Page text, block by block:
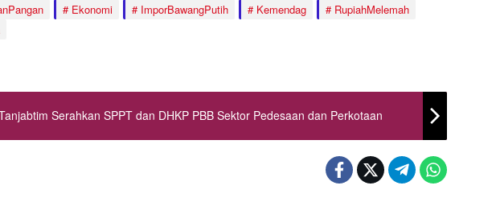
Ekonomi ImporBawangPutih Kemendag
RupiahMelemah
Serahkan SPPT dan DHKP PBB Sektor Pedesaan dan Perkotaan